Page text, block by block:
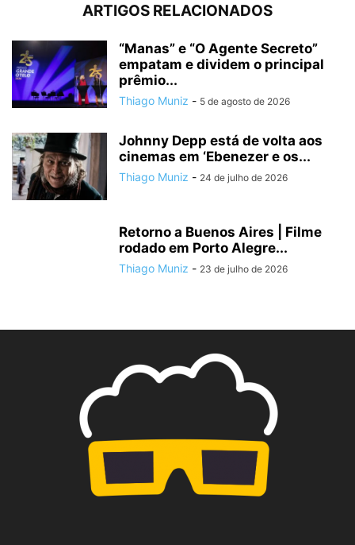
ARTIGOS RELACIONADOS
“Manas” e “O Agente Secreto”
empatam e dividem o principal
prêmio...
Thiago Muniz - 5 de agosto de 2026
Johnny Depp está de volta aos
cinemas em ‘Ebenezer e os...
Thiago Muniz - 24 de julho de 2026
Retorno a Buenos Aires | Filme
rodado em Porto Alegre...
Thiago Muniz - 23 de julho de 2026